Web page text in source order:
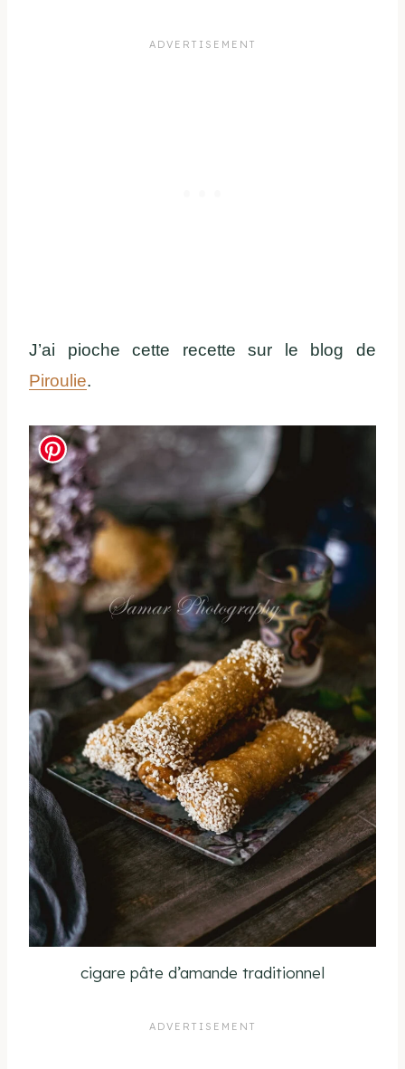
J’ai pioche cette recette sur le blog de
Piroulie.
cigare pâte d’amande traditionnel